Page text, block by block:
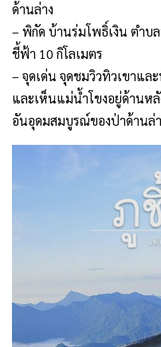
ด้านล่าง
– พิกัด บ้านร่มโพธิ์เงิน ตำบ
ชี้ฟ้า 10 กิโลเมตร
– จุดเด่น จุดชมวิวทิวเขาแล
และเห็นแม่น้ำโขงอยู่ด้านห
อันอุดมสมบูรณ์ของป่าด้านล่